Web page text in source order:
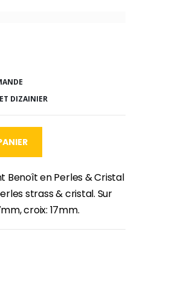
DIZAINIER
Benoît en Perles & Cristal
strass & cristal. Sur
croix: 17mm.